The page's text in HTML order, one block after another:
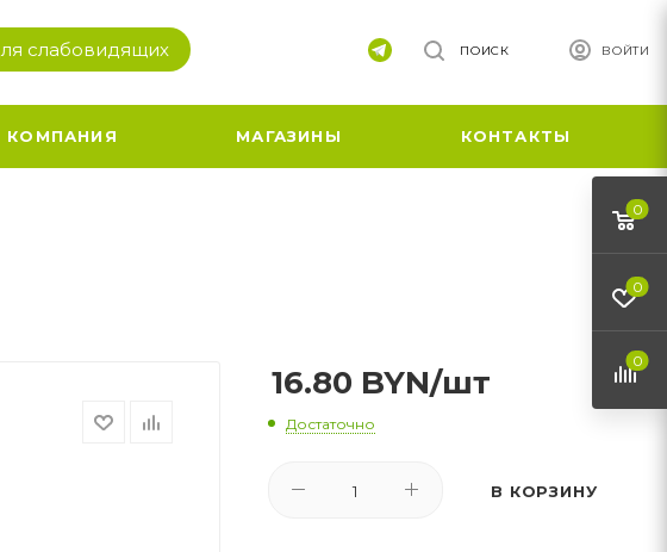
слабовидящих ВОЙТИ
ПОИСК
КОМПАНИЯ МАГАЗИНЫ КОНТАКТЫ
16.80 BYN/шт
Достаточно
В КОРЗИНУ
0
0
0